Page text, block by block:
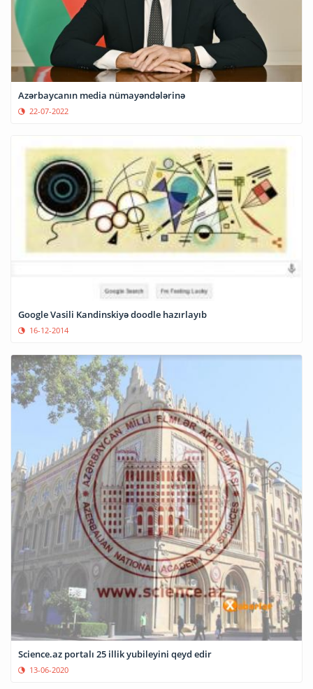
Azərbaycanın media nümayəndələrinə
22-07-2022
Google Vasili Kandinskiyə doodle hazırlayıb
16-12-2014
Science.az portalı 25 illik yubileyini qeyd edir
13-06-2020